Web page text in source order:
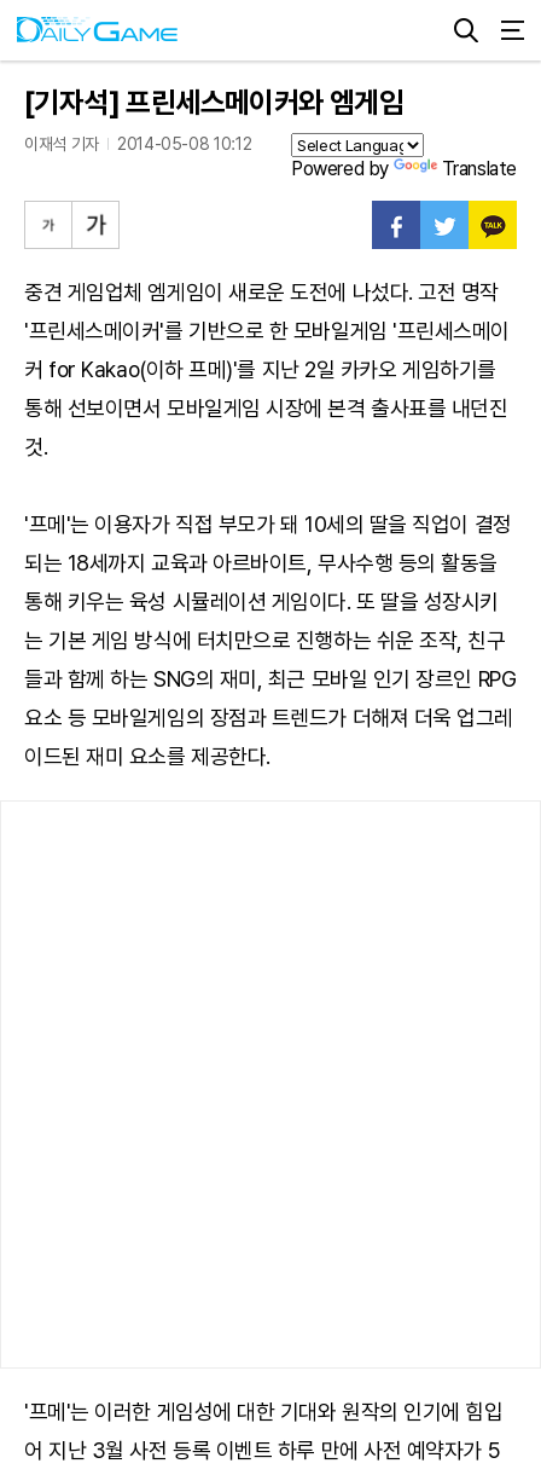
[기자석] 프린세스메이커와 엠게임
이재석 기자 2014-05-08 10:12
Powered by Translate
중견 게임업체 엠게임이 새로운 도전에 나섰다. 고전 명작
'프린세스메이커'를 기반으로 한 모바일게임 '프린세스메이
커 for Kakao(이하 프메)'를 지난 2일 카카오 게임하기를
통해 선보이면서 모바일게임 시장에 본격 출사표를 내던진
것.
'프메'는 이용자가 직접 부모가 돼 10세의 딸을 직업이 결정
되는 18세까지 교육과 아르바이트, 무사수행 등의 활동을
통해 키우는 육성 시뮬레이션 게임이다. 또 딸을 성장시키
는 기본 게임 방식에 터치만으로 진행하는 쉬운 조작, 친구
들과 함께 하는 SNG의 재미, 최근 모바일 인기 장르인 RPG
요소 등 모바일게임의 장점과 트렌드가 더해져 더욱 업그레
이드된 재미 요소를 제공한다.
'프메'는 이러한 게임성에 대한 기대와 원작의 인기에 힘입
어 지난 3월 사전 등록 이벤트 하루 만에 사전 예약자가 5